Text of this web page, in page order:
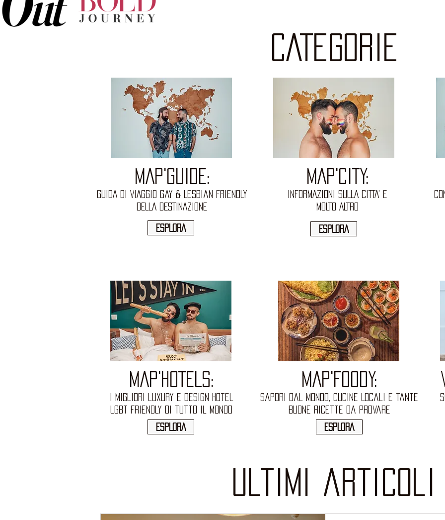
CATEGORIE
MAP'GUIDE:
GuidA DI VIAGGIO Gay & Lesbian Friendly
DELLA DESTINAZIONE
ESPLORA
MAP'CITY:
INFORMAZIONI SULLA CITTA' E
MOLTO ALTRO
ESPLORA
MAP'HOTELS:
I migliori luxury e design hotel
lgbt Friendly di tutto il mondo
ESPLORA
MAP'FOODY:
Sapori dal Mondo, Cucine Locali e tante
buone Ricette da provare
ESPLORA
ultimi articoli